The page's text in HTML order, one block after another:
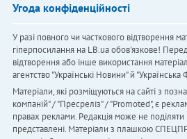
Угода конфіденційності
У разі повного чи часткового відтворення
гіперпосилання на LB.ua обов'язкове!
відтворення або інше використання
агентство "Українськi Новини" й
Матеріали, які розміщуються на сайті з
компаній" / "Пресреліз" / "Promoted", є
правах реклами. Редакція може не поділяти
представлені. Матеріали з плашкою